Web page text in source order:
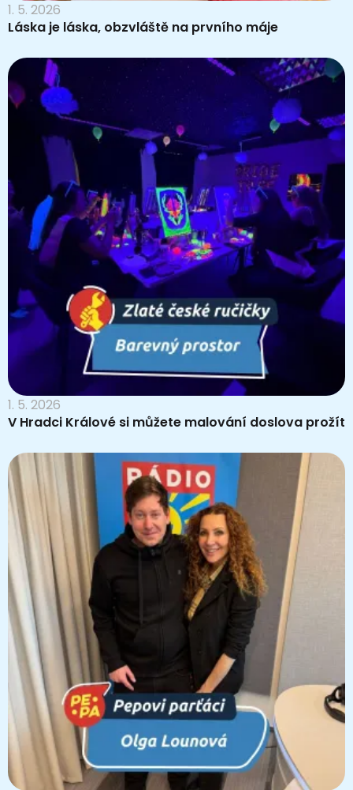
1. 5. 2026
Láska je láska, obzvláště na prvního máje
1. 5. 2026
V Hradci Králové si můžete malování doslova prožít